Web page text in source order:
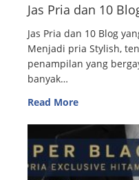
Jas Pria dan 10
Jas Pria dan 10 Blog
Menjadi pria Stylish,
penampilan yang
banyak…
Read More